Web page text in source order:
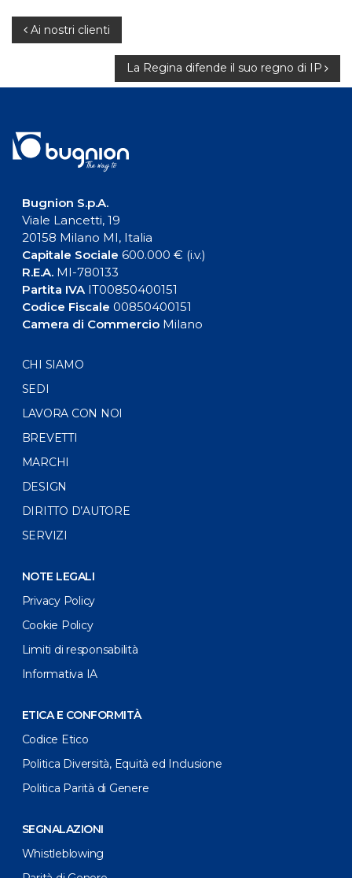
Navigazione
Ai nostri clienti
La Regina difende il suo regno di IP
Bugnion S.p.A.
Viale Lancetti, 19
20158 Milano MI, Italia
Capitale Sociale 600.000 € (i.v.)
R.E.A.MI-780133
Partita IVAIT00850400151
Codice Fiscale 00850400151
Camera di CommercioMilano
CHI SIAMO
SEDI
LAVORA CON NOI
BREVETTI
MARCHI
DESIGN
DIRITTO D’AUTORE
SERVIZI
NOTE LEGALI
Privacy Policy
Cookie Policy
Limiti di responsabilità
Informativa IA
ETICA E CONFORMITÀ
Codice Etico
Politica Diversità, Equità ed Inclusione
Politica Parità di Genere
SEGNALAZIONI
Whistleblowing